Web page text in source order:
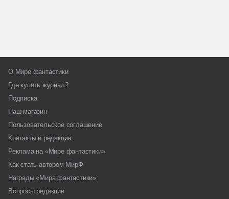
О Мире фантастики
Где купить журнал?
Подписка
Наш магазин
Пользовательское соглашение
Контакты и редакция
Реклама на «Мире фантастики»
Как стать автором МирФ
Награды «Мира фантастики»
Вопросы редакции